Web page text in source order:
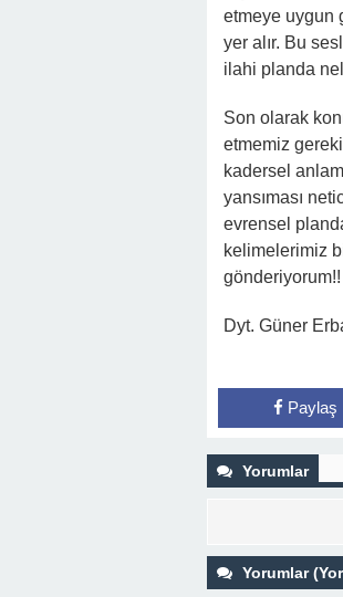
etmeye uygun
yer alır. Bu
ilahi planda
Son olarak
etmemiz
kadersel
yansıması
evrensel
kelimelerimiz
gönderiyorum!!
Dyt. Güner
Paylaş
Yorumlar
Yorumlar